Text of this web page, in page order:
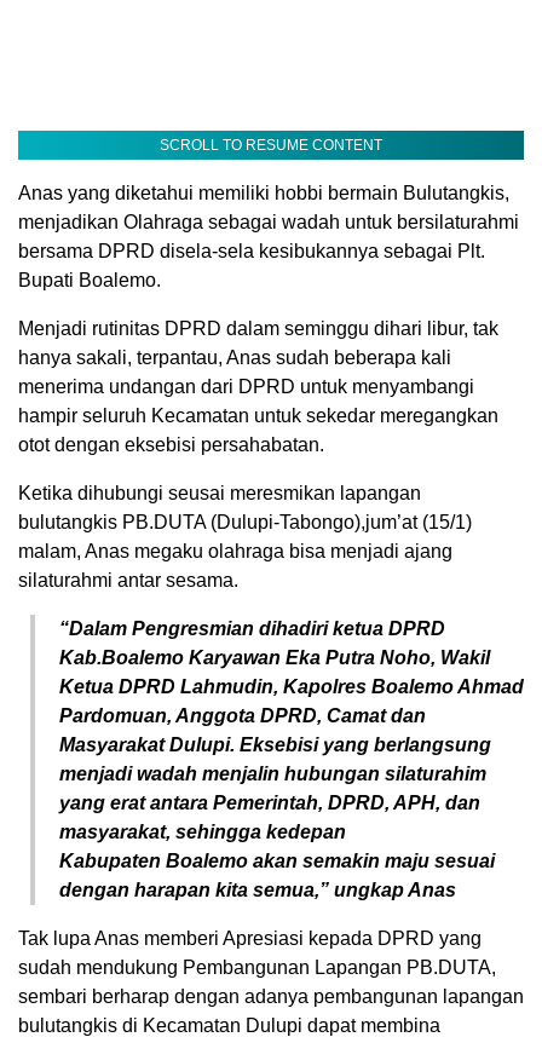
SCROLL TO RESUME CONTENT
Anas yang diketahui memiliki hobbi bermain Bulutangkis,
menjadikan Olahraga sebagai wadah untuk bersilaturahmi
bersama DPRD disela-sela kesibukannya sebagai Plt.
Bupati Boalemo.
Menjadi rutinitas DPRD dalam seminggu dihari libur, tak
hanya sakali, terpantau, Anas sudah beberapa kali
menerima undangan dari DPRD untuk menyambangi
hampir seluruh Kecamatan untuk sekedar meregangkan
otot dengan eksebisi persahabatan.
Ketika dihubungi seusai meresmikan lapangan
bulutangkis PB.DUTA (Dulupi-Tabongo),jum’at (15/1)
malam, Anas megaku olahraga bisa menjadi ajang
silaturahmi antar sesama.
“Dalam Pengresmian dihadiri ketua DPRD
Kab.Boalemo Karyawan Eka Putra Noho, Wakil
Ketua DPRD Lahmudin, Kapolres Boalemo Ahmad
Pardomuan, Anggota DPRD, Camat dan
Masyarakat Dulupi. Eksebisi yang berlangsung
menjadi wadah menjalin hubungan silaturahim
yang erat antara Pemerintah, DPRD, APH, dan
masyarakat, sehingga kedepan
Kabupaten Boalemo akan semakin maju sesuai
dengan harapan kita semua,” ungkap Anas
Tak lupa Anas memberi Apresiasi kepada DPRD yang
sudah mendukung Pembangunan Lapangan PB.DUTA,
sembari berharap dengan adanya pembangunan lapangan
bulutangkis di Kecamatan Dulupi dapat membina